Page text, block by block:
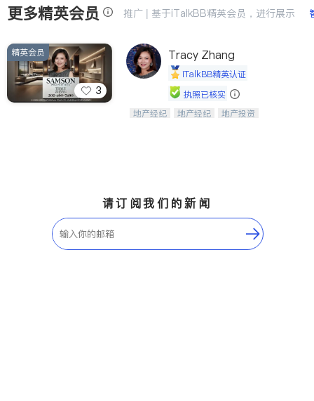
养老 非盈利组织
更多精英会员 推广 | 基于iTalkBB精英会员，进行展示
3
精英会员 Tracy Zhang
iTalkBB精英认证
执照已核实
Tracy Zhang - 引领大华府地区房产
地产经纪 地产经纪
地产投资
请订阅我们的新闻